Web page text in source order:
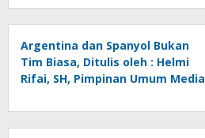
Ancaman Lingkungan, Oleh :
Helmi Rifai, SH
Argentina dan Spanyol Bukan
Tim Biasa, Ditulis oleh : Helmi
Rifai, SH, Pimpinan Umum Media